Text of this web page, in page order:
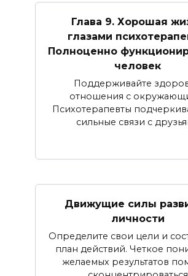
Глава 9. Хорошая
глазами
Полноценно
человек
Поддерживайте
отношения с
Психотерапевты
сильные связи с
Движущие силы
личности
Определите свои цели и
план действий. Четкое
желаемых результатов